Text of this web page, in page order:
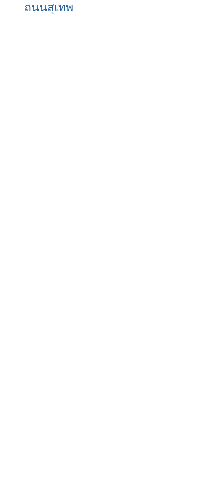
ถนนสุเทพ